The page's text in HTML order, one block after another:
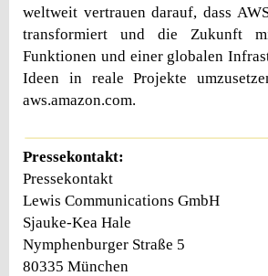
weltweit vertrauen darauf, dass
transformiert und die Zukunft
Funktionen und einer globalen
Ideen in reale Projekte
aws.amazon.com.
Pressekontakt:
Pressekontakt
Lewis Communications GmbH
Sjauke-Kea Hale
Nymphenburger Straße 5
80335 München